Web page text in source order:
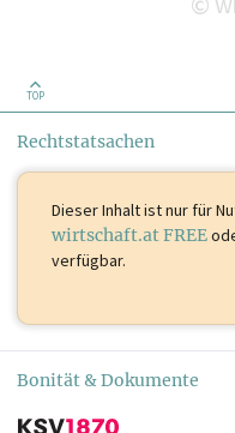
TOP
Rechtstatsachen
Dieser Inhalt istnur für
wirtschaft.at FREE
verfügbar.
Bonität & Dokumente